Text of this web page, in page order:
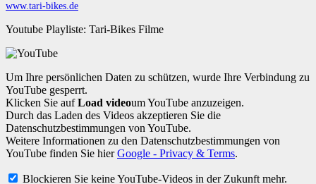
www.tari-bikes.de
Youtube Playliste: Tari-Bikes Filme
Um Ihre persönlichen Daten zu schützen, wurde Ihre Verbindung zu
YouTube gesperrt.
Klicken Sie aufLoad videoum YouTube anzuzeigen.
Durch das Laden des Videos akzeptieren Sie die
Datenschutzbestimmungen von YouTube.
Weitere Informationen zu den Datenschutzbestimmungen von
YouTube finden Sie hierGoogle - Privacy & Terms.
Blockieren Sie keine YouTube-Videos in der Zukunft mehr.